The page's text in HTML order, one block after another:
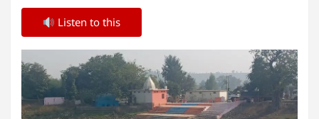
Listen to this